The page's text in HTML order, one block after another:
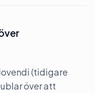
(tidigare
över att